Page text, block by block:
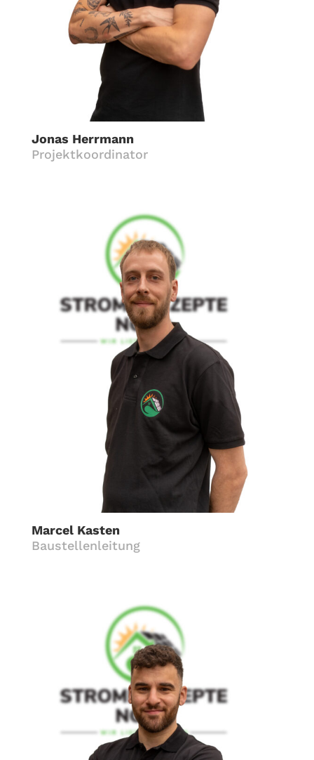
Jonas Herrmann
Projektkoordinator
Marcel Kasten
Baustellenleitung